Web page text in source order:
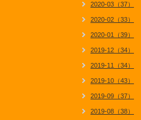
2020-03（37）
2020-02（33）
2020-01（39）
2019-12（34）
2019-11（34）
2019-10（43）
2019-09（37）
2019-08（38）